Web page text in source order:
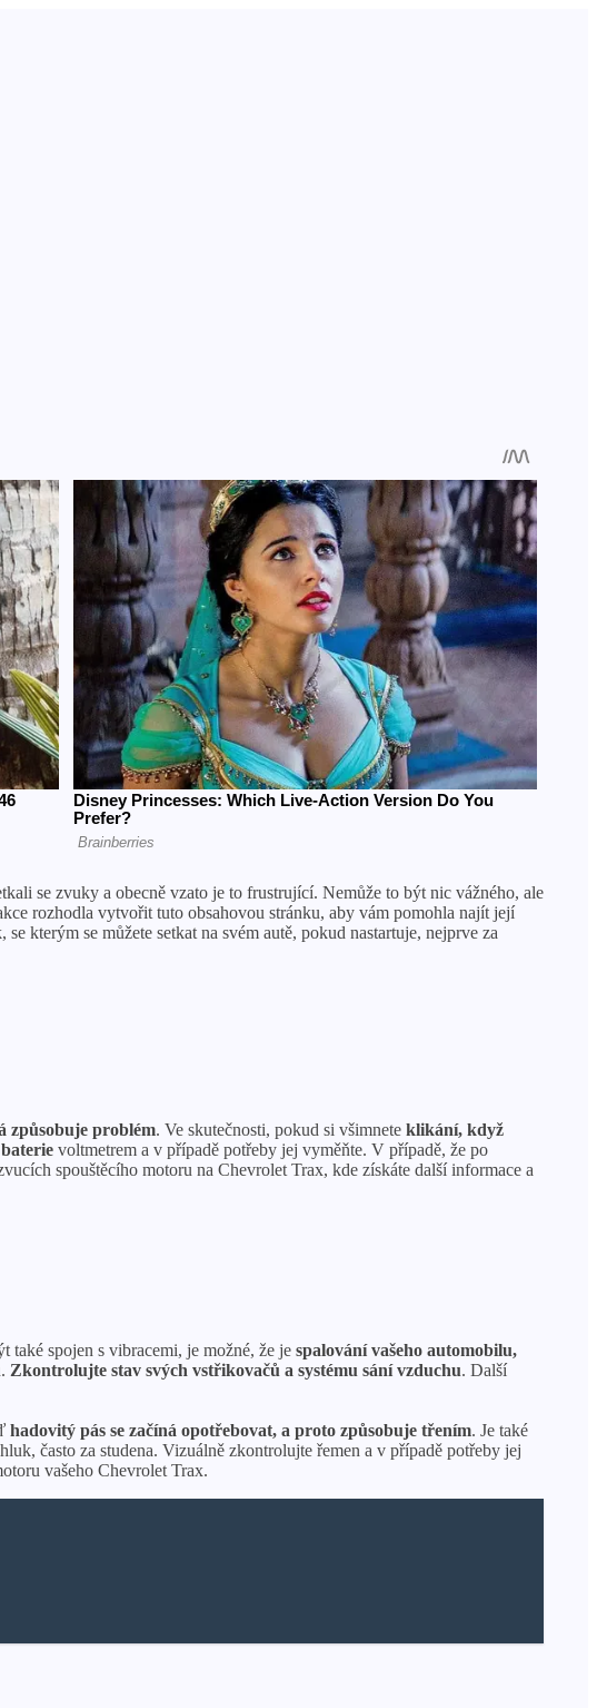
se zvuky a obecně vzato je to frustrující. Nemůže to být nic vážného, ​​ale
rozhodla vytvořit tuto obsahovou stránku, aby vám pomohla najít její
kterým se můžete setkat na svém autě, pokud nastartuje, nejprve za
způsobuje problém. Ve skutečnosti, pokud si všimnete klikání, když
voltmetrem a v případě potřeby jej vyměňte. V případě, že po
spouštěcího motoru na Chevrolet Trax, kde získáte další informace a
také spojen s vibracemi, je možné, že je spalování vašeho automobilu,
Zkontrolujte stav svých vstřikovačů a systému sání vzduchu. Další
hadovitý pás se začíná opotřebovat, a proto způsobuje třením. Je také
často za studena. Vizuálně zkontrolujte řemen a v případě potřeby jej
vašeho Chevrolet Trax.